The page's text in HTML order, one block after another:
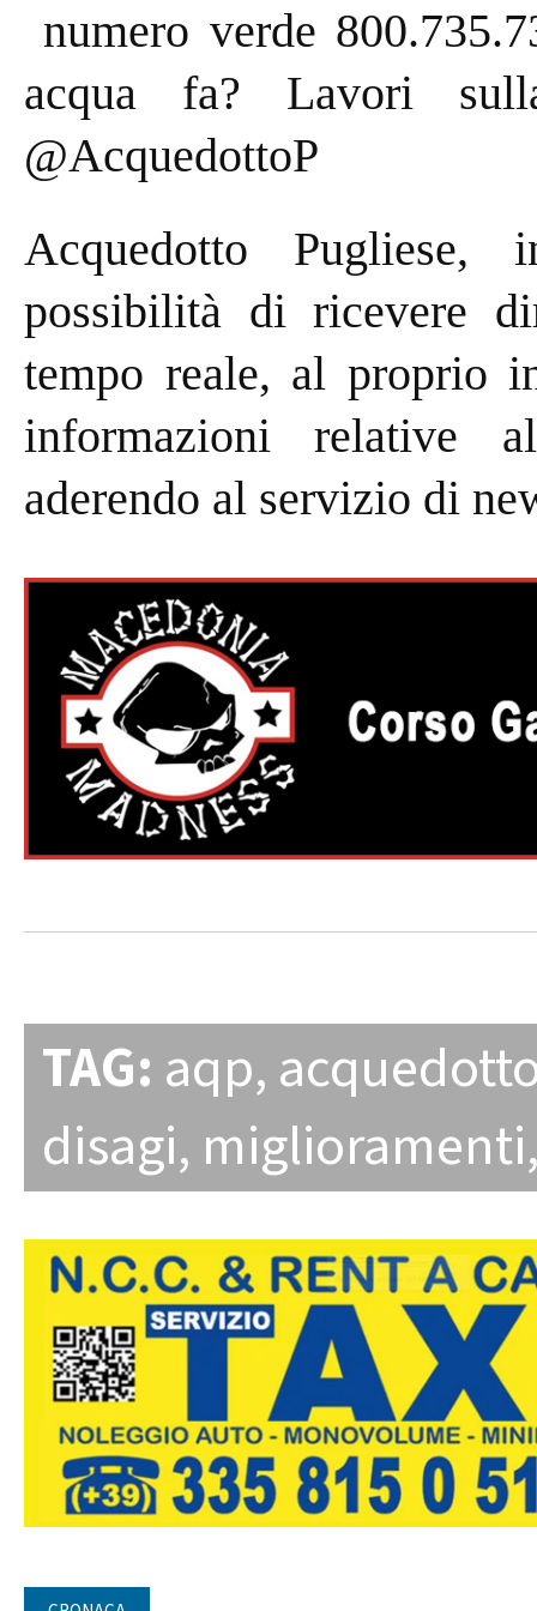
numero verde
acqua fa? Lavori
@AcquedottoP
Acquedotto
possibilità di ricevere
tempo reale, al proprio
informazioni relative
aderendo al servizio di
TAG: aqp,
disagi, miglioramenti